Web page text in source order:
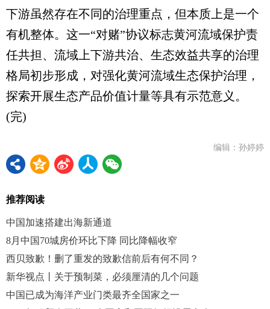
下游虽然存在不同的治理重点，但本质上是一个
有机整体。这一“对赌”协议标志黄河流域保护责
任共担、流域上下游共治、生态效益共享的治理
格局初步形成，对强化黄河流域生态保护治理，
探索开展生态产品价值计量等具有示范意义。
(完)
编辑：孙婷婷
推荐阅读
中国加速搭建出海新通道
8月中国70城房价环比下降 同比降幅收窄
西贝致歉！删了重发的致歉信前后有何不同？
新华视点丨关于预制菜，必须厘清的几个问题
中国已成为海洋产业门类最齐全国家之一